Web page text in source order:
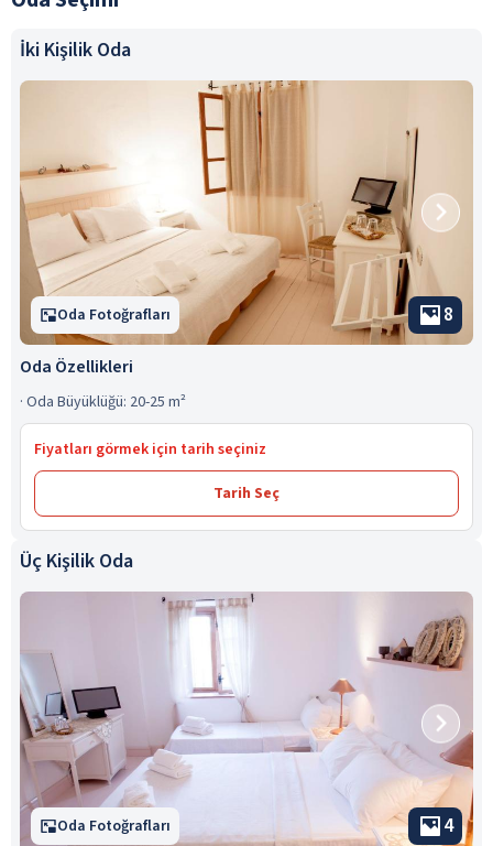
İki Kişilik Oda
Oda Fotoğrafları 8
Oda Özellikleri
· Oda Büyüklüğü: 20-25 m²
Fiyatları görmek için tarih seçiniz
Tarih Seç
Üç Kişilik Oda
Oda Fotoğrafları 4